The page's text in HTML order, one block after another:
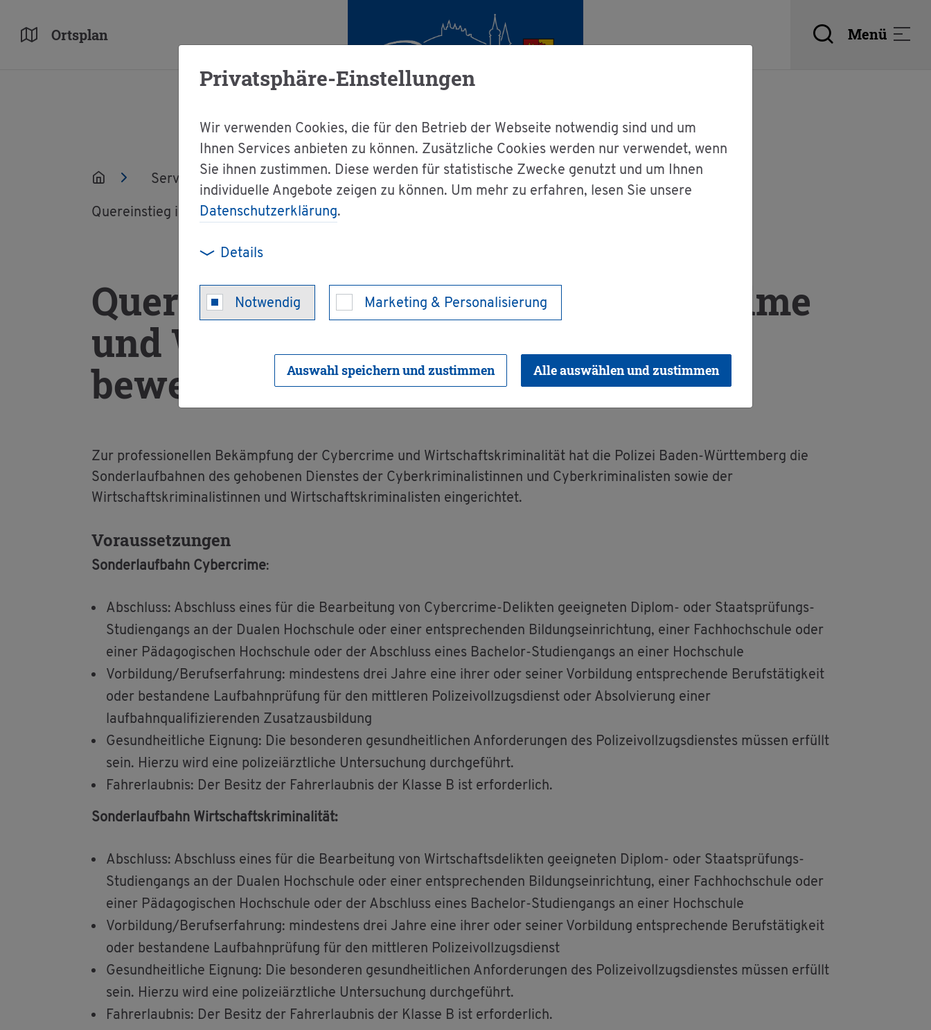
Privatsphäre-Einstellungen
Wir verwenden Cookies, die für den Betrieb der Webseite notwendig sind und um
Ihnen Services anbieten zu können. Zusätzliche Cookies werden nur verwendet, wenn
Sie ihnen zustimmen. Diese werden für statistische Zwecke genutzt und um Ihnen
individuelle Angebote zeigen zu können. Um mehr zu erfahren, lesen Sie unsere
Datenschutzerklärung.
Details
Notwendig Marketing & Personalisierung
Auswahl speichern und zustimmen Alle auswählen und zustimmen
Orts­plan Menü
Ser­vice Dienst­leis­tun­gen A-Z
Quer­ein­stieg in die Po­li­zei - Cy­ber­crime und Wirt­schafts­kri­mi­na­li­tät - sich be­wer­ben
Quer­ein­stieg in die Po­li­zei - Cy­ber­crime
und Wirt­schafts­kri­mi­na­li­tät - sich
be­wer­ben
Zur pro­fes­sio­nel­len Be­kämp­fung der Cy­ber­crime und Wirt­schafts­kri­mi­na­li­tät hat die Po­li­zei Baden-Würt­tem­berg die
Son­der­lauf­bah­nen des ge­ho­be­nen Diens­tes der Cy­ber­kri­mi­na­lis­tin­nen und Cy­ber­kri­mi­na­lis­ten sowie der
Wirt­schafts­kri­mi­na­lis­tin­nen und Wirt­schafts­kri­mi­na­lis­ten ein­ge­rich­tet.
Vor­aus­set­zun­gen
Son­der­lauf­bahn Cy­ber­crime:
Ab­schluss: Ab­schluss eines für die Be­ar­bei­tung von Cy­ber­crime-De­lik­ten ge­eig­ne­ten Di­plom- oder Staats­prü­fungs-
Stu­di­en­gangs an der Dua­len Hoch­schu­le oder einer ent­spre­chen­den Bil­dungs­ein­rich­tung, einer Fach­hoch­schu­le oder
einer Päd­ago­gi­schen Hoch­schu­le oder der Ab­schluss eines Ba­che­lor-Stu­di­en­gangs an einer Hoch­schu­le
Vor­bil­dung/Be­rufs­er­fah­rung: min­des­tens drei Jahre eine ihrer oder sei­ner Vor­bil­dung ent­spre­chen­de Be­rufs­tä­tig­keit
oder be­stan­de­ne Lauf­bahn­prü­fung für den mitt­le­ren Po­li­zei­voll­zugs­dienst oder Ab­sol­vie­rung einer
lauf­bahn­qua­li­fi­zie­ren­den Zu­satz­aus­bil­dung
Ge­sund­heit­li­che Eig­nung: Die be­son­de­ren ge­sund­heit­li­chen An­for­de­run­gen des Po­li­zei­voll­zugs­diens­tes müs­sen er­füllt
sein. Hier­zu wird eine po­li­zei­ärzt­li­che Un­ter­su­chung durch­ge­führt.
Fahr­erlaub­nis: Der Be­sitz der Fahr­erlaub­nis der Klas­se B ist er­for­der­lich.
Son­der­lauf­bahn Wirt­schafts­kri­mi­na­li­tät:
Ab­schluss: Ab­schluss eines für die Be­ar­bei­tung von Wirt­schafts­de­lik­ten ge­eig­ne­ten Di­plom- oder Staats­prü­fungs-
Stu­di­en­gangs an der Dua­len Hoch­schu­le oder einer ent­spre­chen­den Bil­dungs­ein­rich­tung, einer Fach­hoch­schu­le oder
einer Päd­ago­gi­schen Hoch­schu­le oder der Ab­schluss eines Ba­che­lor-Stu­di­en­gangs an einer Hoch­schu­le
Vor­bil­dung/Be­rufs­er­fah­rung: min­des­tens drei Jahre eine ihrer oder sei­ner Vor­bil­dung ent­spre­chen­de Be­rufs­tä­tig­keit
oder be­stan­de­ne Lauf­bahn­prü­fung für den mitt­le­ren Po­li­zei­voll­zugs­dienst
Ge­sund­heit­li­che Eig­nung: Die be­son­de­ren ge­sund­heit­li­chen An­for­de­run­gen des Po­li­zei­voll­zugs­diens­tes müs­sen er­füllt
sein. Hier­zu wird eine po­li­zei­ärzt­li­che Un­ter­su­chung durch­ge­führt.
Fahr­erlaub­nis: Der Be­sitz der Fahr­erlaub­nis der Klas­se B ist er­for­der­lich.